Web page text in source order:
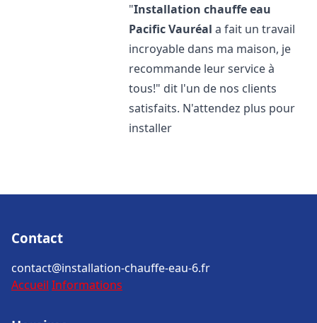
"Installation chauffe eau
PacificVauréal a fait un travail
incroyable dans ma maison, je
recommande leur service à
tous!" dit l'un de nos clients
satisfaits. N'attendez plus pour
installer
Contact
contact@installation-chauffe-eau-6.fr
Accueil Informations